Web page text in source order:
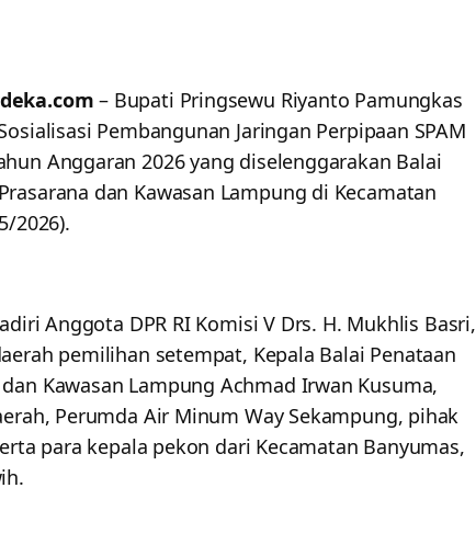
– Bupati Pringsewu Riyanto Pamungkas
Pembangunan Jaringan Perpipaan SPAM
Anggaran 2026 yang diselenggarakan Balai
dan Kawasan Lampung di Kecamatan
2026).
Anggota DPR RI Komisi V Drs. H. Mukhlis Basri,
pemilihan setempat, Kepala Balai Penataan
Kawasan Lampung Achmad Irwan Kusuma,
Perumda Air Minum Way Sekampung, pihak
para kepala pekon dari Kecamatan Banyumas,